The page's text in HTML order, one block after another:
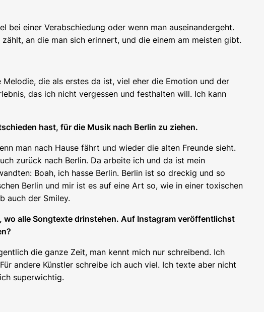
bei einer Verabschiedung oder wenn man auseinandergeht.
an die man sich erinnert, und die einem am meisten gibt.
die als erstes da ist, viel eher die Emotion und der
das ich nicht vergessen und festhalten will. Ich kann
hast, für die Musik nach Berlin zu ziehen.
man nach Hause fährt und wieder die alten Freunde sieht.
zurück nach Berlin. Da arbeite ich und da ist mein
Boah, ich hasse Berlin. Berlin ist so dreckig und so
Berlin und mir ist es auf eine Art so, wie in einer toxischen
auch der Smiley.
alle Songtexte drinstehen. Auf Instagram veröffentlichst
die ganze Zeit, man kennt mich nur schreibend. Ich
andere Künstler schreibe ich auch viel. Ich texte aber nicht
superwichtig.